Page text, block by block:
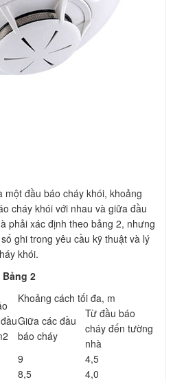
đầu báo cháy khói, khoảng
cháy khói với nhau và giữa đầu
phải xác định theo bảng 2, nhưng
ghi trong yêu cầu kỹ thuật và lý
khói.
Bảng 2
Khoảng cách tối đa, m
Giữa các đầu
báo cháy
Từ đầu báo
cháy đến tường
nhà
9
4,5
8,5
4,0